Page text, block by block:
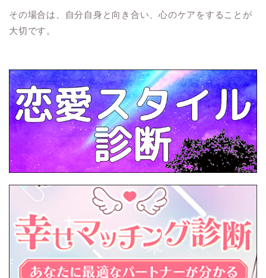
その場合は、自分自身と向き合い、心のケアをすることが
大切です。